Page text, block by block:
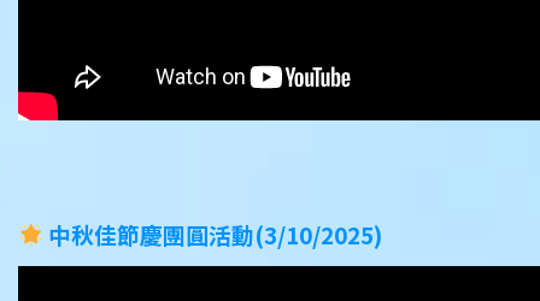
中秋佳節慶團圓活動(3/10/2025)